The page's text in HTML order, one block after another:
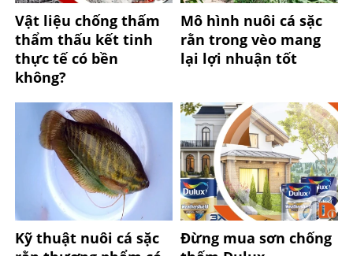
Vật liệu chống thấm
thẩm thấu kết tinh
thực tế có bền
không?
Mô hình nuôi cá sặc
rằn trong vèo mang
lại lợi nhuận tốt
Kỹ thuật nuôi cá sặc
Đừng mua sơn chống